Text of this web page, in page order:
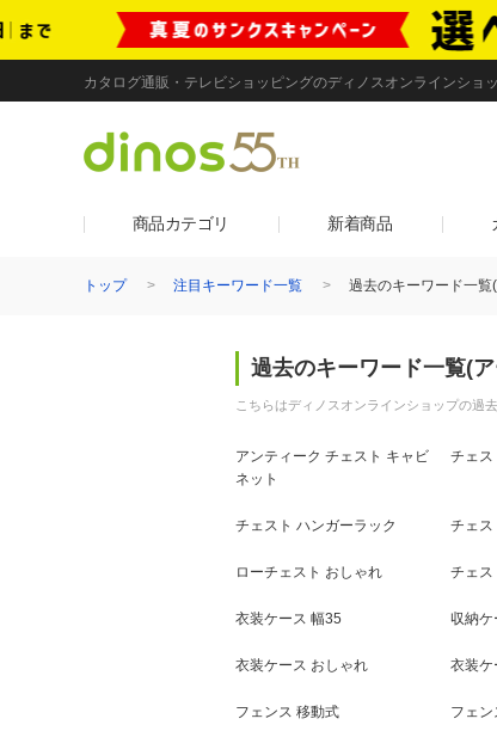
カタログ通販・テレビショッピングのディノスオンラインショ
商品カテゴリ 新着商品
トップ 注目キーワード一覧 過去のキーワード一覧
過去のキーワード一覧(
こちらはディノスオンラインショップの過
アンティーク チェスト キャビ
ネット
チェス
チェスト ハンガーラック チェス
ローチェスト おしゃれ チェス
衣装ケース 幅35 収納ケ
衣装ケース おしゃれ 衣装ケ
フェンス 移動式 フェ